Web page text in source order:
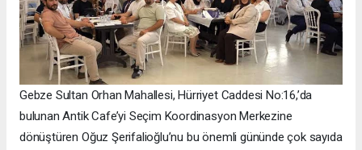
Gebze Sultan Orhan Mahallesi, Hürriyet Caddesi No:16,’da
bulunan Antik Cafe’yi Seçim Koordinasyon Merkezine
dönüştüren Oğuz Şerifalioğlu’nu bu önemli gününde çok sayıda